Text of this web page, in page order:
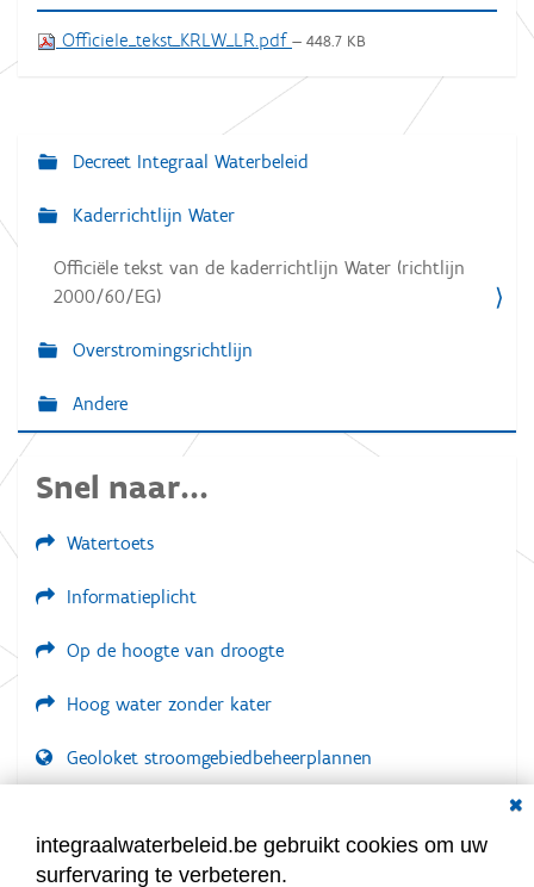
Officiele_tekst_KRLW_LR.pdf — 448.7 KB
N
a
a
i
Decreet Integraal Waterbeleid
Kaderrichtlijn Water
Officiële tekst van de kaderrichtlijn Water (richtlijn
2000/60/EG)
Overstromingsrichtlijn
Andere
Snel naar...
Watertoets
Informatieplicht
Op de hoogte van droogte
Hoog water zonder kater
Geoloket stroomgebiedbeheerplannen
LOGIN VEREIST
integraalwaterbeleid.be gebruikt cookies om uw
surfervaring te verbeteren.